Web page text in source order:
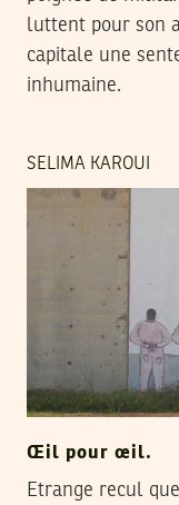
luttent pour son
capitale une
inhumaine.
SELIMA KAROUI
Œil pour œil.
Etrange recul